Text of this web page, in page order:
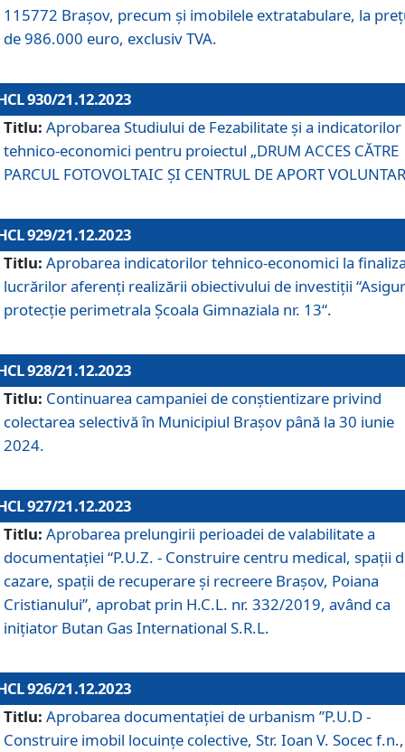
115772 Brașov, precum și imobilele extratabulare, la
de 986.000 euro, exclusiv TVA.
930/21.12.2023
Titlu: Aprobarea Studiului de Fezabilitate și a indicatorilor
tehnico-economici pentru proiectul „DRUM ACCES CĂTRE
PARCUL FOTOVOLTAIC ȘI CENTRUL DE APORT
929/21.12.2023
Titlu: Aprobarea indicatorilor tehnico-economici la
lucrărilor aferenți realizării obiectivului de investiții
protecție perimetrala Școala Gimnaziala nr. 13“.
928/21.12.2023
Titlu: Continuarea campaniei de conștientizare privind
colectarea selectivă în Municipiul Braşov până la 30 iunie
2024.
927/21.12.2023
Titlu: Aprobarea prelungirii perioadei de valabilitate a
documentaţiei “P.U.Z. - Construire centru medical, spații
cazare, spații de recuperare și recreere Brașov, Poiana
Cristianului”, aprobat prin H.C.L. nr. 332/2019, având ca
inițiator Butan Gas International S.R.L.
926/21.12.2023
Titlu: Aprobarea documentaţiei de urbanism ”P.U.D -
Construire imobil locuințe colective, Str. Ioan V. Socec f.n.,